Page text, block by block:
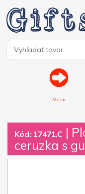
Menu
Kód: 17471.C |
ceruzka s